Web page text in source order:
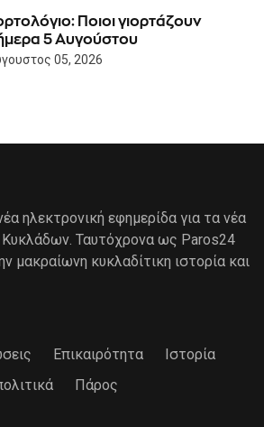
Ποιοι γιορτάζουν
5 Αυγούστου
05, 2026
ηλεκτρονική εφημερίδα για τα νέα
Ταυτόχρονα ως Paros24
μακραίωνη κυκλαδίτικη ιστορία και
Επικαιρότητα
Ιστορία
Πάρος